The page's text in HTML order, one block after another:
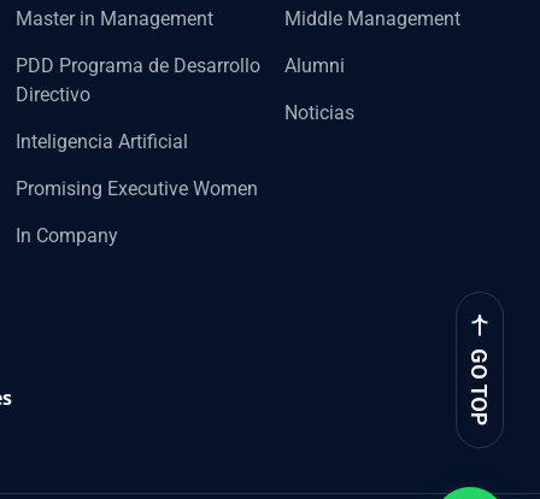
Master in Management
PDD Programa de Desarrollo
Directivo
Inteligencia Artificial
Promising Executive Women
In Company
Middle Management
Alumni
Noticias
GO TOP